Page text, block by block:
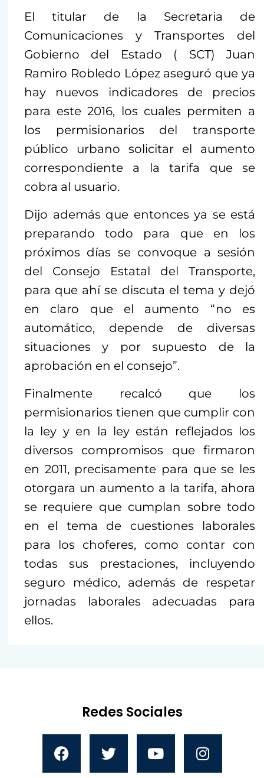
El titular de la Secretaria de
Comunicaciones y Transportes del
Gobierno del Estado ( SCT) Juan
Ramiro Robledo López aseguró que ya
hay nuevos indicadores de precios
para este 2016, los cuales permiten a
los permisionarios del transporte
público urbano solicitar el aumento
correspondiente a la tarifa que se
cobra al usuario.
Dijo además que entonces ya se está
preparando todo para que en los
próximos días se convoque a sesión
del Consejo Estatal del Transporte,
para que ahí se discuta el tema y dejó
en claro que el aumento “no es
automático, depende de diversas
situaciones y por supuesto de la
aprobación en el consejo”.
Finalmente recalcó que los
permisionarios tienen que cumplir con
la ley y en la ley están reflejados los
diversos compromisos que firmaron
en 2011, precisamente para que se les
otorgara un aumento a la tarifa, ahora
se requiere que cumplan sobre todo
en el tema de cuestiones laborales
para los choferes, como contar con
todas sus prestaciones, incluyendo
seguro médico, además de respetar
jornadas laborales adecuadas para
ellos.
Redes Sociales